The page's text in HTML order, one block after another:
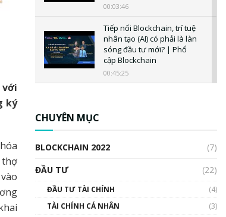
với
ký
thợ
00:03:46
Tiếp nối Blockchain, trí tuệ
nhân tạo (AI) có phải là làn
sóng đầu tư mới? | Phổ
cập Blockchain
00:45:25
uptrend trong năm 2023? |
Phổ cập Blockchain
00:02:14
CHUYÊN MỤC
BLOCKCHAIN 2022
(7)
ĐẦU TƯ
(22)
ĐẦU TƯ TÀI CHÍNH
(4)
TÀI CHÍNH CÁ NHÂN
(3)